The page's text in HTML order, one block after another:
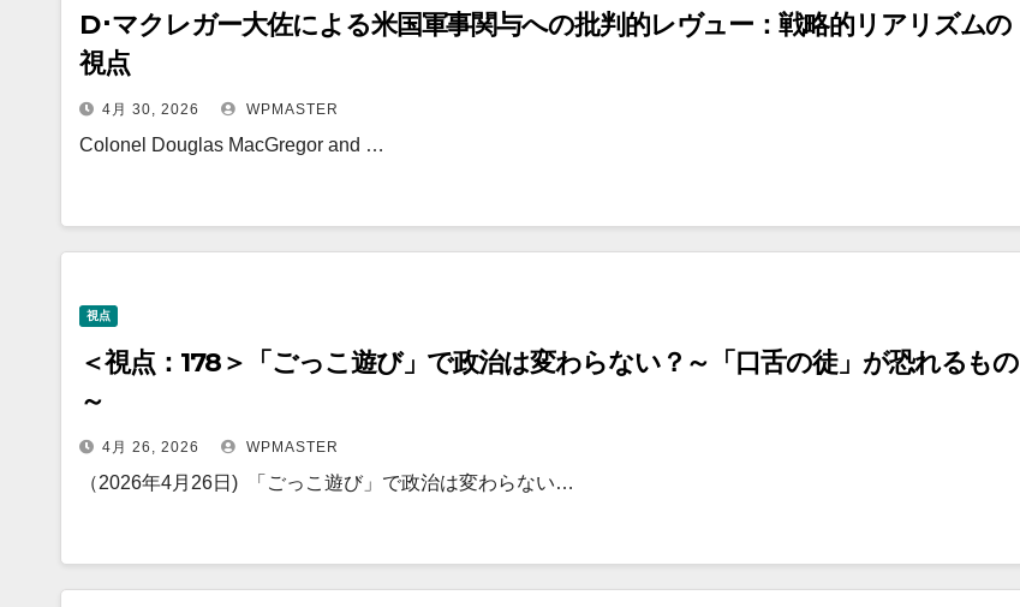
D･マクレガー大佐による米国軍事関与への批判的レヴュー：戦略的リアリズムの
視点
4月 30, 2026 WPMASTER
Colonel Douglas MacGregor and …
視点
＜視点：178＞「ごっこ遊び」で政治は変わらない？～「口舌の徒」が恐れるもの
～
4月 26, 2026 WPMASTER
（2026年4月26日) 「ごっこ遊び」で政治は変わらない…